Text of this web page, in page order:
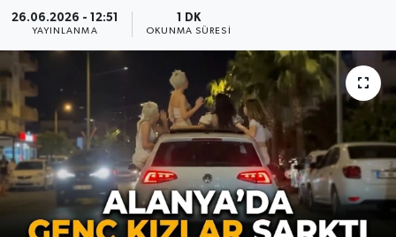
26.06.2026 - 12:51
YAYINLANMA
1 DK
OKUNMA SÜRESI